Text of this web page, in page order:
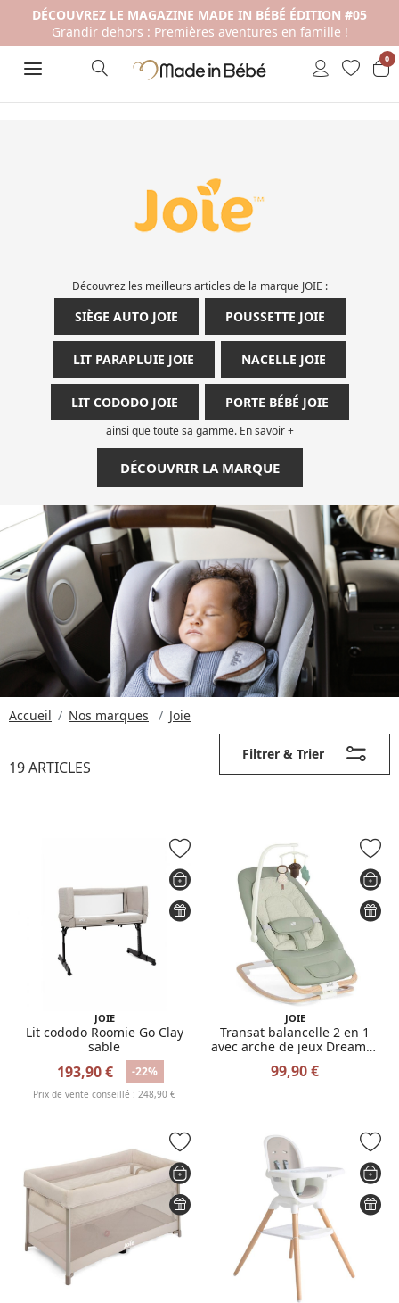
DÉCOUVREZ LE MAGAZINE MADE IN BÉBÉ ÉDITION #05
Grandir dehors : Premières aventures en famille !
0
Découvrez les meilleurs articles de la marque JOIE :
SIÈGE AUTO JOIE POUSSETTE JOIE
LIT PARAPLUIE JOIE NACELLE JOIE
LIT CODODO JOIE PORTE BÉBÉ JOIE
ainsi que toute sa gamme. En savoir +
DÉCOUVRIR LA MARQUE
Accueil Nos marques Joie
19 ARTICLES
Filtrer & Trier
JOIE
Lit cododo Roomie Go Clay
sable
193,90 € -22%
Prix de vente conseillé : 248,90 €
JOIE
Transat balancelle 2 en 1
avec arche de jeux Dreamer
99,90 €